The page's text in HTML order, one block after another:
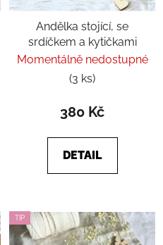
Andělka stojící, se
srdíčkem a kytičkami
Momentálně nedostupné
(3 ks)
380 Kč
DETAIL
TIP